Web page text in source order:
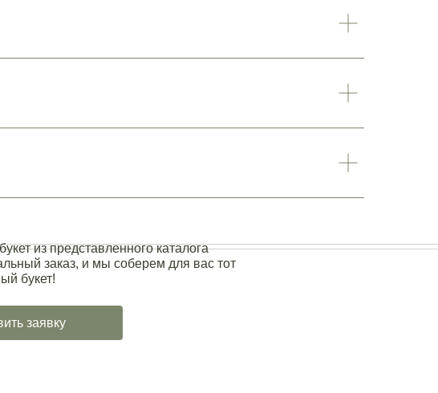
из представленного каталога
заказ, и мы соберем для вас тот
букет!
заявку